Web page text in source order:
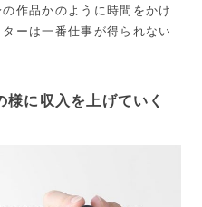
作品かのように時間をかけ
ーは一番仕事が得られない
様に収入を上げていく